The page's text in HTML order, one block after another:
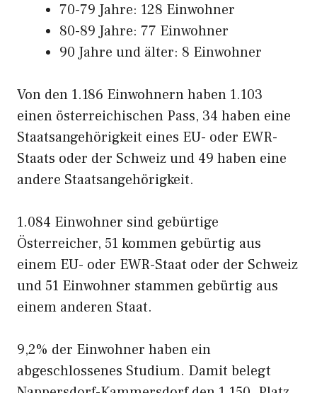
70-79 Jahre: 128 Einwohner
80-89 Jahre: 77 Einwohner
90 Jahre und älter: 8 Einwohner
Von den 1.186 Einwohnern haben 1.103
einen österreichischen Pass, 34 haben eine
Staatsangehörigkeit eines EU- oder EWR-
Staats oder der Schweiz und 49 haben eine
andere Staatsangehörigkeit.
1.084 Einwohner sind gebürtige
Österreicher, 51 kommen gebürtig aus
einem EU- oder EWR-Staat oder der Schweiz
und 51 Einwohner stammen gebürtig aus
einem anderen Staat.
9,2% der Einwohner haben ein
abgeschlossenes Studium. Damit belegt